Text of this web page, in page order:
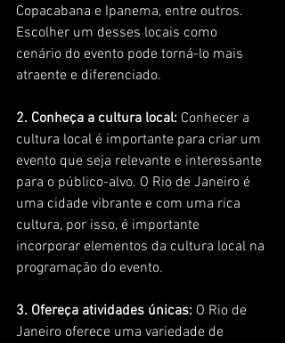
Copacabana e Ipanema, entre outros.
Escolher um desses locais como
cenário do evento pode torná-lo mais
atraente e diferenciado.
2. Conheça a cultura local: Conhecer a
cultura local é importante para criar um
evento que seja relevante e interessante
para o público-alvo. O Rio de Janeiro é
uma cidade vibrante e com uma rica
cultura, por isso, é importante
incorporar elementos da cultura local na
programação do evento.
3. Ofereça atividades únicas: O Rio de
Janeiro oferece uma variedade de